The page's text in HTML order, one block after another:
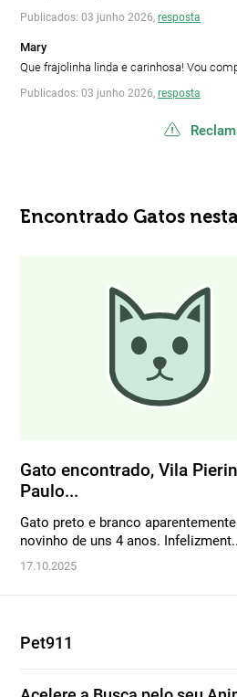
Publicados: 03 junho 2026, resposta
Mary
Que frajolinha linda e carinhosa! Vou
Publicados: 03 junho 2026, resposta
Encontrado Gatos
Gato encontrado, Vila
Paulo...
Gato preto e branco
novinho de uns 4 anos.
17.10.2025
Pet911